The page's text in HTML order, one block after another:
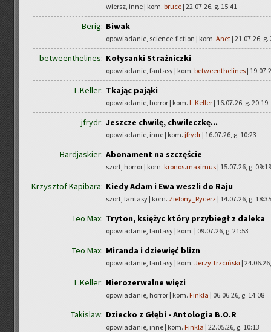
wiersz, inne | kom. bruce | 22.07.26, g. 15:41
Berig: Biwak
opowiadanie, science-fiction | kom. Anet | 21.07.26, g.
betweenthelines: Kołysanki Strażniczki
opowiadanie, fantasy | kom. betweenthelines |
L.Keller: Tkając pająki
opowiadanie, horror | kom. L.Keller | 16.07.26, g. 20:19
jfrydr: Jeszcze chwilę, chwileczkę...
opowiadanie, inne | kom. jfrydr | 16.07.26, g. 10:23
Bardjaskier: Abonament na szczęście
szort, horror | kom. kronos.maximus | 15.07.26, g. 09:19
Krzysztof Kapibara: Kiedy Adam i Ewa weszli do Raju
szort, fantasy | kom. Zielony_Rycerz | 14.07.26, g. 18:35
Teo Max: Tryton, księżyc który przybiegł z daleka
opowiadanie, fantasy | kom. | 09.07.26, g. 21:53
Teo Max: Miranda i dziewięć blizn
opowiadanie, fantasy | kom. Jerzy Trzciński |
L.Keller: Nierozerwalne więzi
opowiadanie, horror | kom. Finkla | 06.06.26, g. 14:08
Takislaw: Dziecko z Głębi - Antologia B.O.R
opowiadanie, inne | kom. Finkla | 22.05.26, g. 10:13